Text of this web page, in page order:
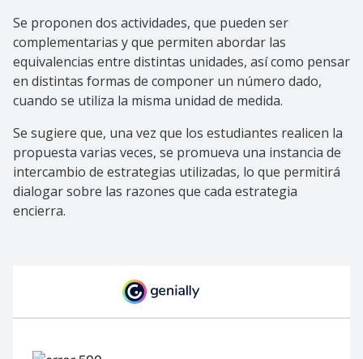
Se proponen dos actividades, que pueden ser
complementarias y que permiten abordar las
equivalencias entre distintas unidades, así como pensar
en distintas formas de componer un número dado,
cuando se utiliza la misma unidad de medida.
Se sugiere que, una vez que los estudiantes realicen la
propuesta varias veces, se promueva una instancia de
intercambio de estrategias utilizadas, lo que permitirá
dialogar sobre las razones que cada estrategia
encierra.